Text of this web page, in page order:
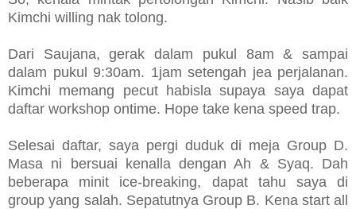
Kimchi willing nak tolong.
Dari Saujana, gerak dalam pukul 8am & sampai
dalam pukul 9:30am. 1jam setengah jea perjalanan.
Kimchi memang pecut habisla supaya saya dapat
daftar workshop ontime. Hope take kena speed trap.
Selesai daftar, saya pergi duduk di meja Group D.
Masa ni bersuai kenalla dengan Ah & Syaq. Dah
beberapa minit ice-breaking, dapat tahu saya di
group yang salah. Sepatutnya Group B. Kena start all